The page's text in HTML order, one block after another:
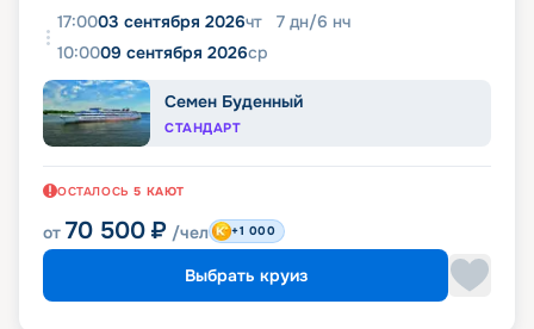
17:0003 сентября 2026чт 7 дн/6 нч
10:0009 сентября 2026ср
Семен Буденный
СТАНДАРТ
ОСТАЛОСЬ 5 КАЮТ
от 70 500 ₽ /чел +1 000
Выбрать круиз